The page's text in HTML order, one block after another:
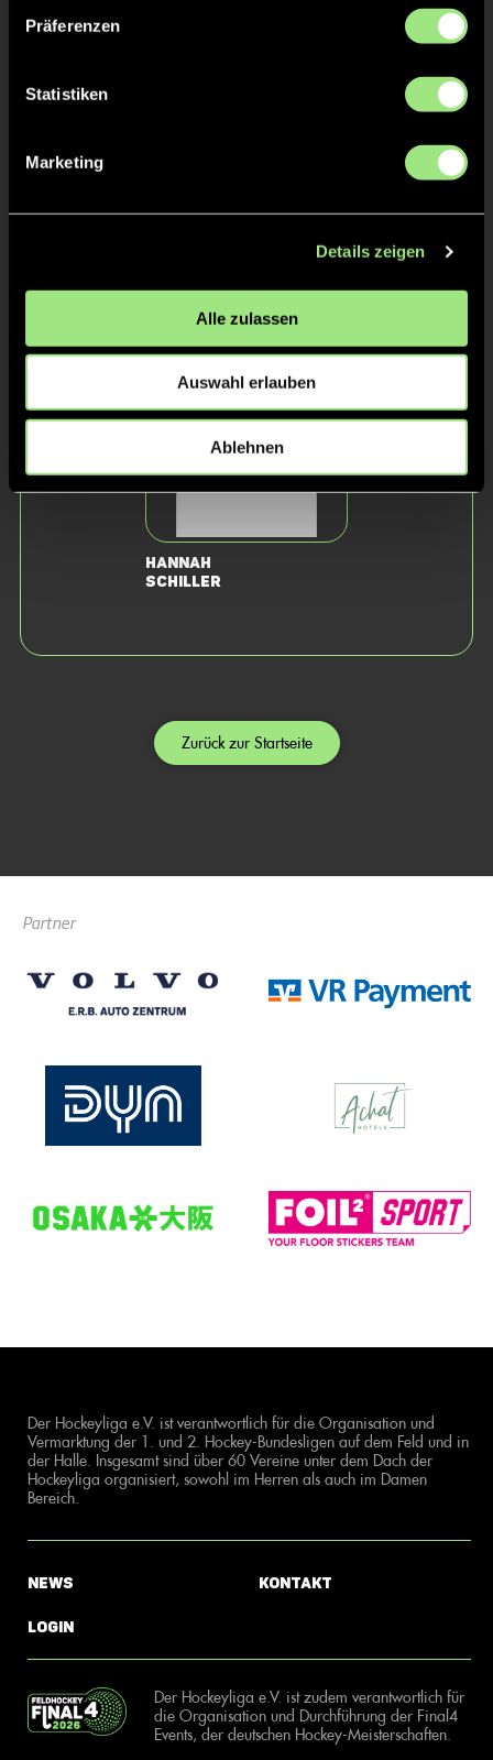
Präferenzen
Statistiken
Marketing
Details zeigen
Alle zulassen
Auswahl erlauben
Ablehnen
Barbara
Altvater
Hannah
Schiller
Zurück zur Startseite
Partner
Der Hockeyliga e.V. ist verantwortlich für die Organisation und
Vermarktung der 1. und 2. Hockey-Bundesligen auf dem Feld und in
der Halle. Insgesamt sind über 60 Vereine unter dem Dach der
Hockeyliga organisiert, sowohl im Herren als auch im Damen
Bereich.
News
Login
Kontakt
Der Hockeyliga e.V. ist zudem verantwortlich für
die Organisation und Durchführung der Final4
Events, der deutschen Hockey-Meisterschaften.